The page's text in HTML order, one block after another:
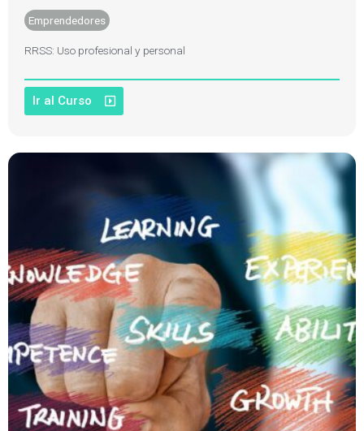
Emprendedores
RRSS: Uso profesional y personal
Ir al Curso